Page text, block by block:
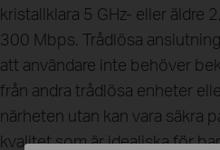
kristallklara 5 GHz- eller äldre
300 Mbps. Trådlösa
att användare inte behöver
från andra trådlösa enheter
närheten utan kan vara säkra
kvalitet som är idealiska för